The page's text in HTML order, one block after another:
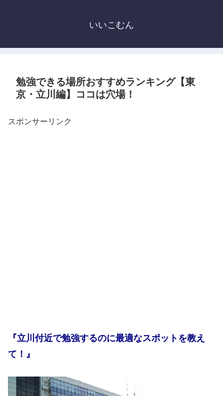
いいこむん
勉強できる場所おすすめランキング【東
京・立川編】ココは穴場！
スポンサーリンク
『立川付近で勉強するのに最適なスポットを教え
て！』